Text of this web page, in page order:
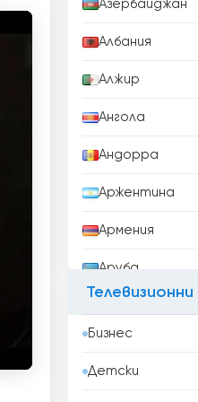
Азербайджан
Албания
Алжир
Ангола
Андорра
Аржентина
Армения
Аруба
Бизнес
Детски